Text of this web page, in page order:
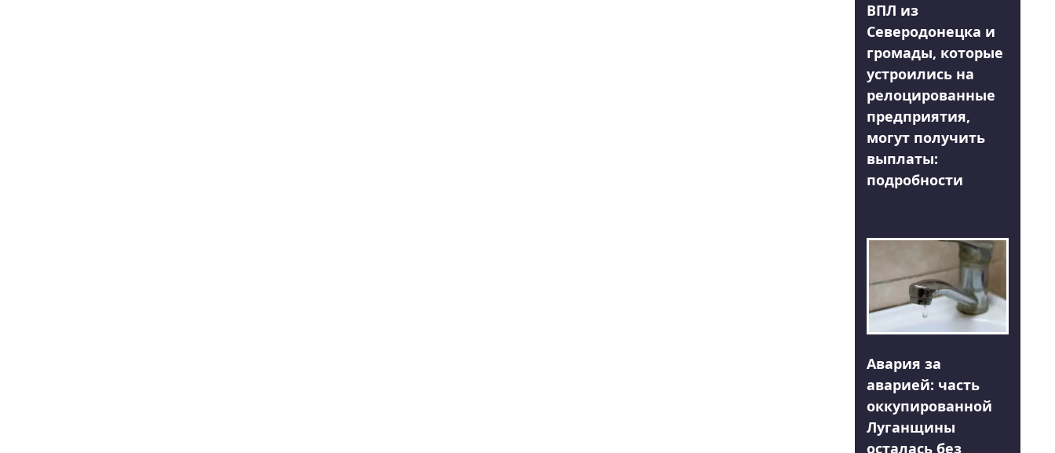
ВПЛ из
Северодонецка и
громады, которые
устроились на
релоцированные
предприятия,
могут получить
выплаты:
подробности
Авария за
аварией: часть
оккупированной
Луганщины
осталась без